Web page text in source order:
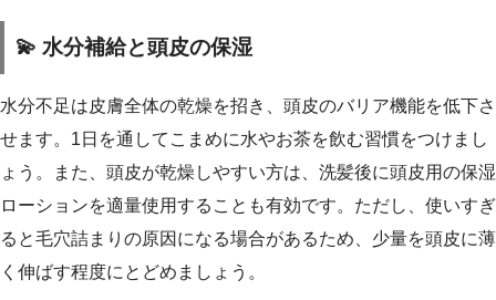
💫 水分補給と頭皮の保湿
水分不足は皮膚全体の乾燥を招き、頭皮のバリア機能を低下さ
せます。1日を通してこまめに水やお茶を飲む習慣をつけまし
ょう。また、頭皮が乾燥しやすい方は、洗髪後に頭皮用の保湿
ローションを適量使用することも有効です。ただし、使いすぎ
ると毛穴詰まりの原因になる場合があるため、少量を頭皮に薄
く伸ばす程度にとどめましょう。